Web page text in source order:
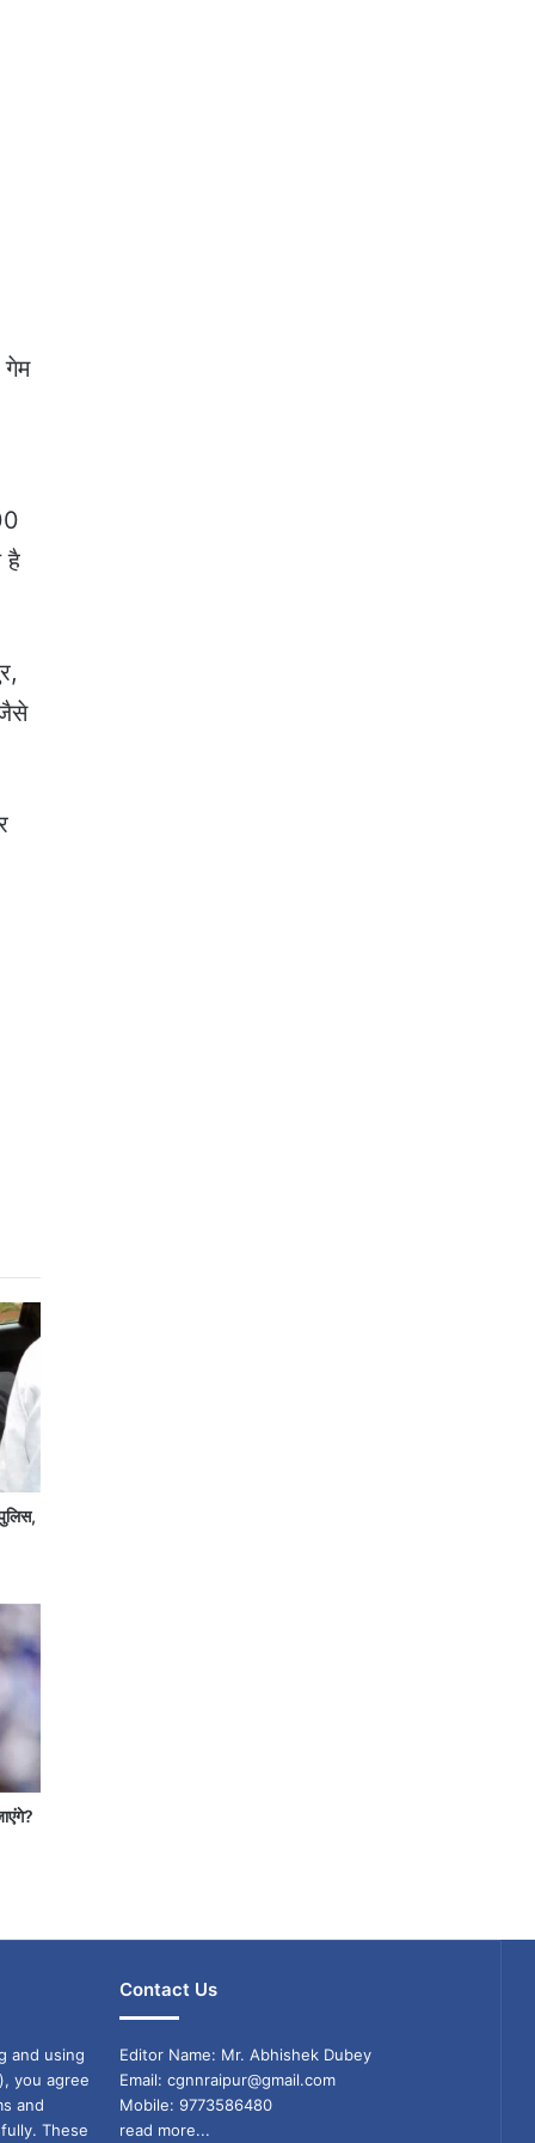
गेम
है
and using
you agree
and
These
Contact Us
Editor Name: Mr. Abhishek Dubey
Email: cgnnraipur@gmail.com
Mobile: 9773586480
read more...